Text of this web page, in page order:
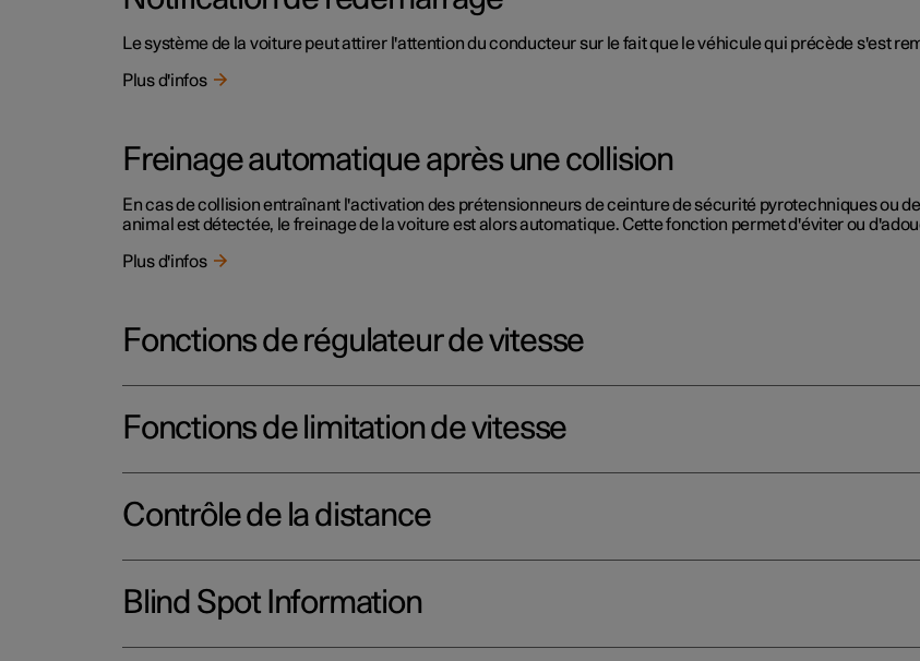
Le système de la voiture peut attirer l'attention du conducteur sur le fait que le véhicule qui précède s'est
Plus d'infos
Freinage automatique après une collision
En cas de collision entraînant l'activation des prétensionneurs de ceinture de sécurité pyrotechniques ou
animal est détectée, le freinage de la voiture est alors automatique. Cette fonction permet d'éviter ou
Plus d'infos
Fonctions de régulateur de vitesse
Fonctions de limitation de vitesse
Contrôle de la distance
Blind Spot Information